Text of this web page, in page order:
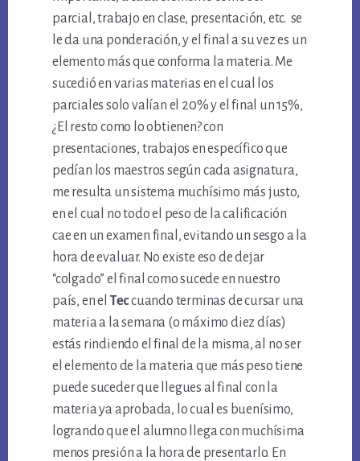
parcial, trabajo en clase, presentación, etc. se
le da una ponderación, y el final a su vez es un
elemento más que conforma la materia. Me
sucedió en varias materias en el cual los
parciales solo valían el 20% y el final un 15%,
¿El resto como lo obtienen? con
presentaciones, trabajos en específico que
pedían los maestros según cada asignatura,
me resulta un sistema muchísimo más justo,
en el cual no todo el peso de la calificación
cae en un examen final, evitando un sesgo a la
hora de evaluar. No existe eso de dejar
“colgado” el final como sucede en nuestro
país, en el Teccuando terminas de cursar una
materia a la semana (o máximo diez días)
estás rindiendo el final de la misma, al no ser
el elemento de la materia que más peso tiene
puede suceder que llegues al final con la
materia ya aprobada, lo cual es buenísimo,
logrando que el alumno llega con muchísima
menos presión a la hora de presentarlo. En